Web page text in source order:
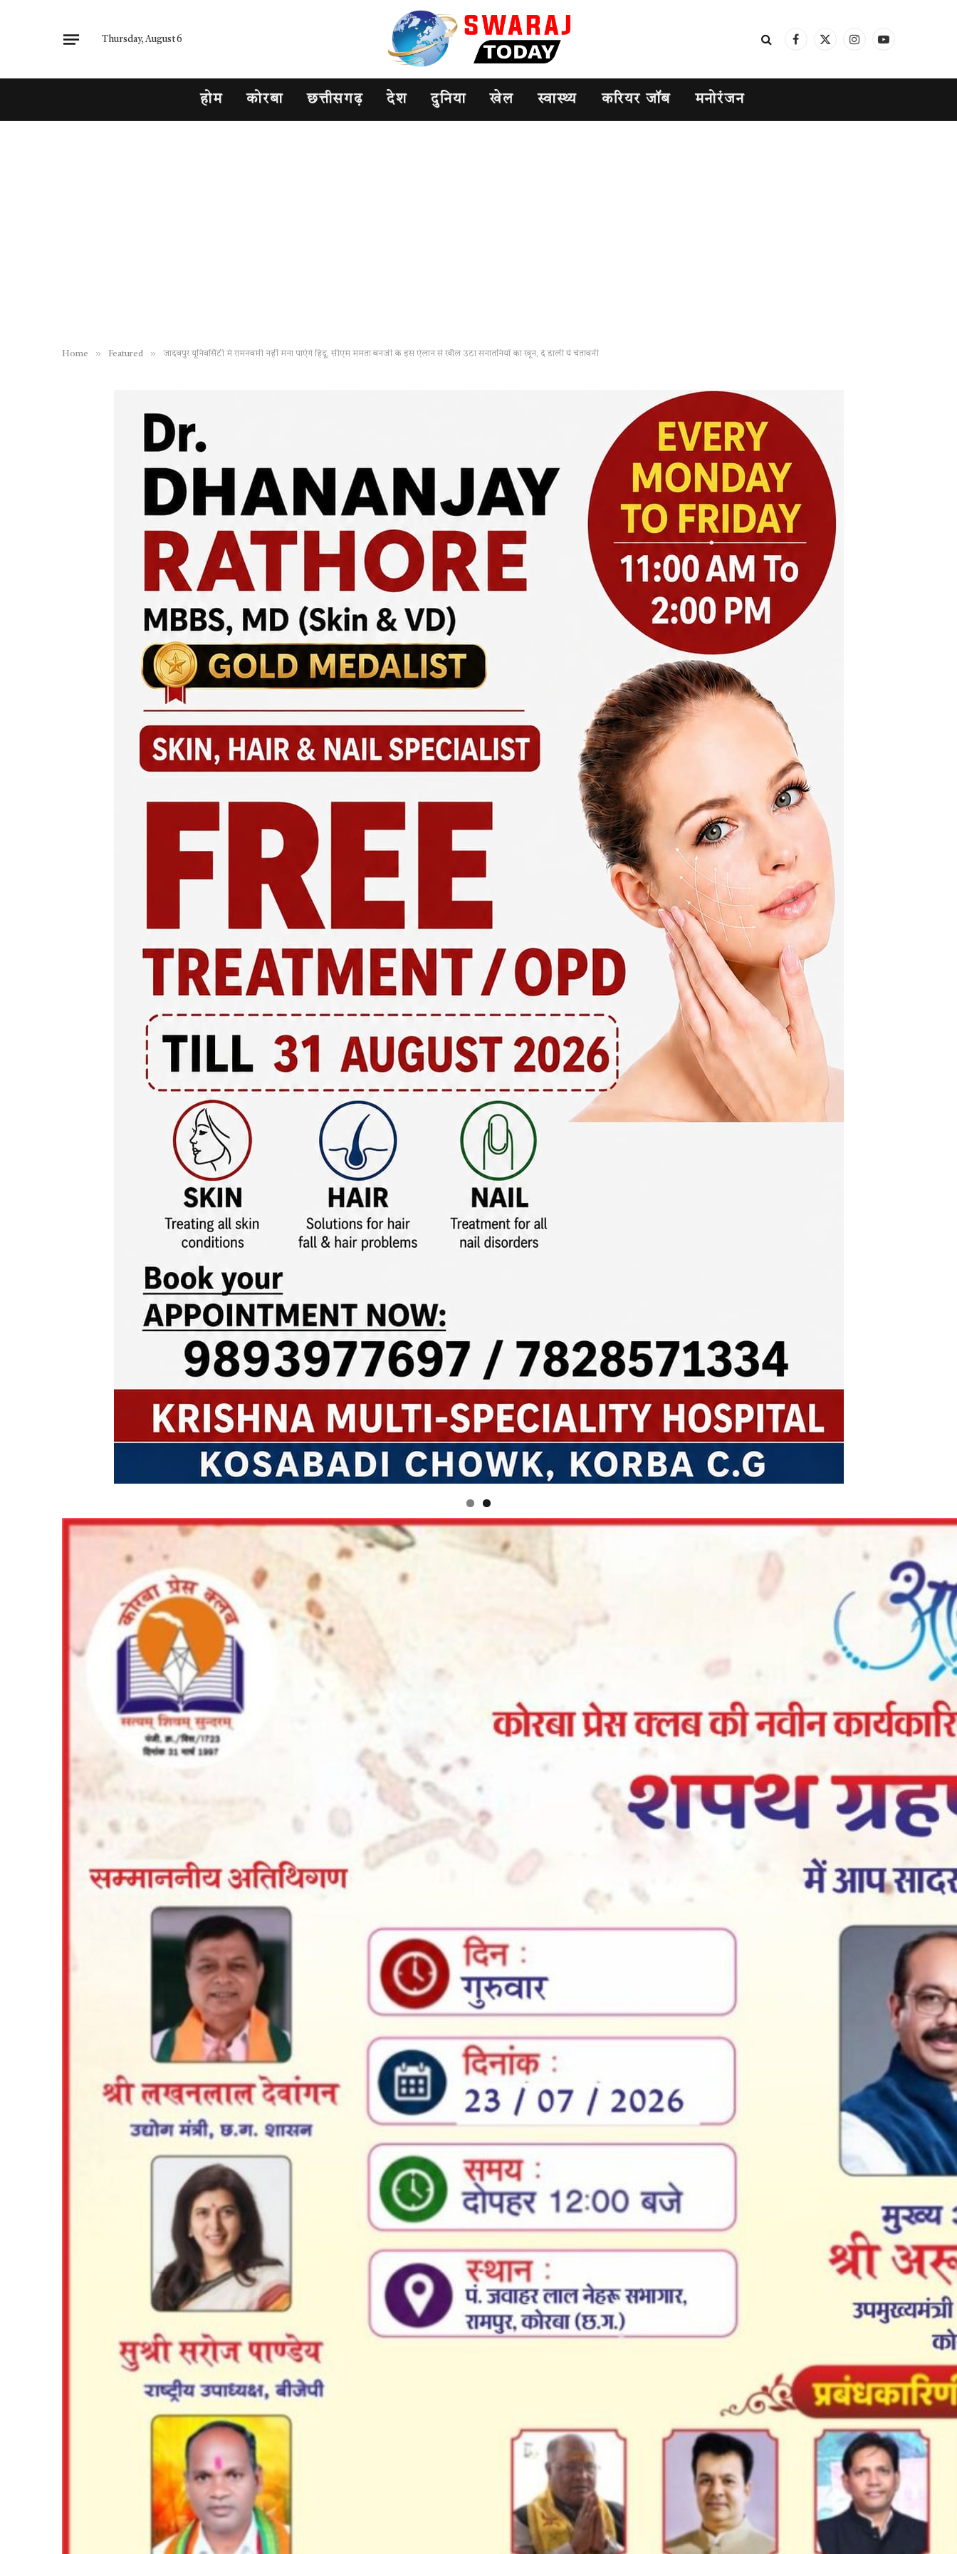
Thursday, August 6
Facebook
X
InstagramYouTube
होम कोरबा छत्तीसगढ़ देश दुनिया खेल स्वास्थ्य करियर जॉब मनोरंजन
Home » Featured » जादवपुर यूनिवर्सिटी में रामनवमी नहीं मना पाएंगे हिंदू, सीएम ममता बनर्जी के इस ऐलान से खौल उठा सनातनियों का खून, दे डाली ये चेतावनी